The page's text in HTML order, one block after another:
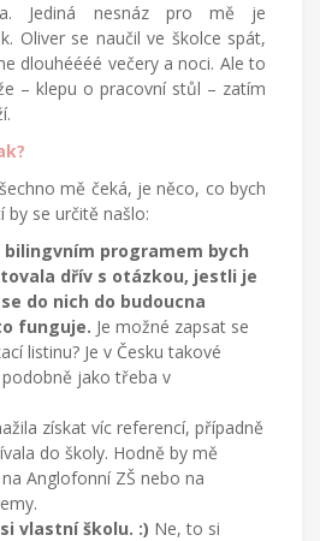
Jediná nesnáz pro mě je
Oliver se naučil ve školce spát,
dlouhéééé večery a noci. Ale to
– klepu o pracovní stůl – zatím
mě čeká, je něco, co bych
by se určitě našlo:
programem bych
dřív s otázkou, jestli je
do nich do budoucna
funguje. Je možné zapsat se
listinu? Je v Česku takové
jako třeba v
získat víc referencí, případně
do školy. Hodně by mě
Anglofonní ZŠ nebo na
vlastní školu. :) Ne, to si